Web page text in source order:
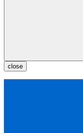
close